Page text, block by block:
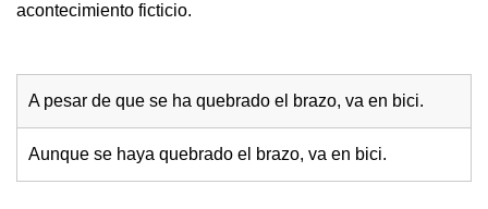
acontecimiento ficticio.
A pesar de que se ha quebrado el brazo, va en bici.
Aunque se haya quebrado el brazo, va en bici.